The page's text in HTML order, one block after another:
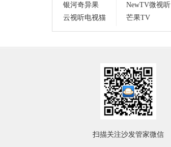
银河奇异果
云视听电视猫
NewTV微视听
芒果TV
扫描关注沙发管家微信